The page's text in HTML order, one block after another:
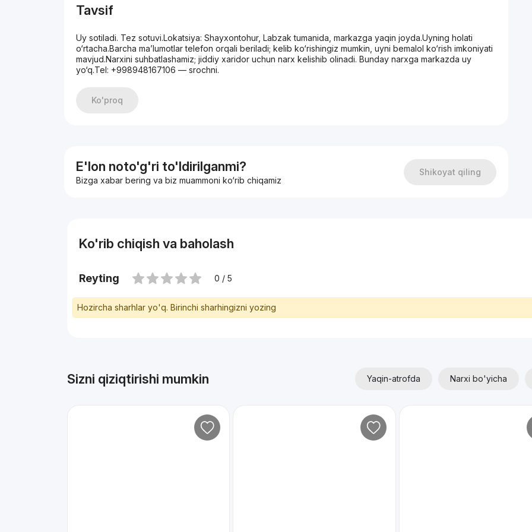
Tavsif
Uy sotiladi. Tez sotuvi.Lokatsiya: Shayxontohur, Labzak tumanida, markazga yaqin joyda.Uyning holati
o‘rtacha.Barcha ma’lumotlar telefon orqali beriladi; kelib ko‘rishingiz mumkin, uyni bemalol ko‘rish imkoniyati
mavjud.Narxini suhbatlashamiz; jiddiy xaridor uchun narx kelishib olinadi. Bunday narxga markazda uy
yo‘q.Tel: +998948167106 — srochni.
Ko'proq
E'lon noto'g'ri to'ldirilganmi?
Bizga xabar bering va biz muammoni ko‘rib chiqamiz
Shikoyat qiling
Ko'rib chiqish va baholash
Reyting 0 / 5
Hozircha sharhlar yo'q. Birinchi sharhingizni yozing
Sizni qiziqtirishi mumkin Yaqin-atrofda Narxi bo'yicha